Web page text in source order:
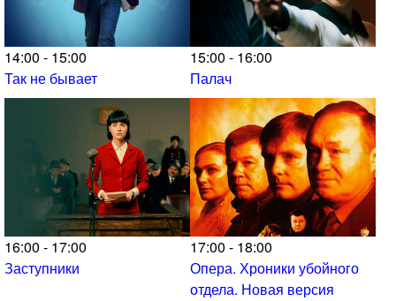
14:00 - 15:00
Так не бывает
15:00 - 16:00
Палач
16:00 - 17:00
Заступники
17:00 - 18:00
Опера. Хроники убойного
отдела. Новая версия